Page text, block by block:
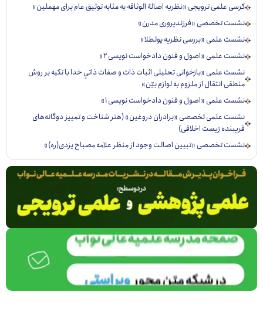
علمی ترویجی «نظریه اصالة الوثاقه به مثابه توثیق عام برای مهملین»
تخصصی «فرزندپروری مدرن»
علمی «بررسی نظریه پولطلا»
علمی «اصول و فنون دادخواست نویسی ۲»
علمی «بازخوانی تحليلی اثبات ذات و صفات ذاتي خدا با تكيه بر روش
انتقال از ملزوم به لوازم بيّن»
علمی «اصول و فنون دادخواست نویسی ۱»
علمی تخصصی «برادران دروغین» (هنر شناخت و تمییز دوگانه‌های
زیست اخلاقی)
تخصصی «تبيين اصالت وجود از منظر علامه مصباح يزدی(ره)»